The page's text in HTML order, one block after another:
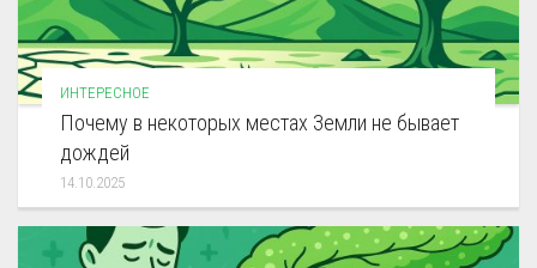
ИНТЕРЕСНОЕ
Почему в некоторых местах Земли не бывает
дождей
14.10.2025